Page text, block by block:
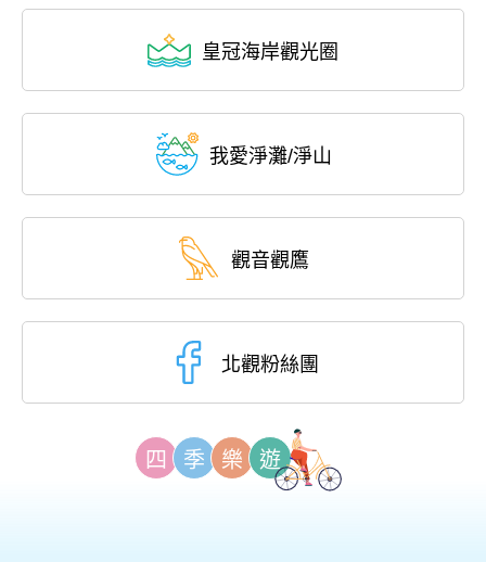
皇冠海岸觀光圈
我愛淨灘/淨山
觀音觀鷹
北觀粉絲團
四 季 樂 遊